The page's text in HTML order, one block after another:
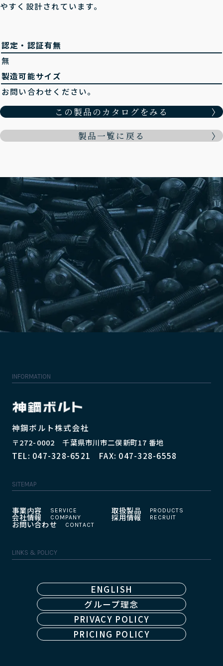
やすく設計されています。
認定・認証有無
無
製造可能サイズ
お問い合わせください。
この製品のカタログをみる
製品一覧に戻る
INFORMATION
神鋼ボルト株式会社
〒272-0002 千葉県市川市二俣新町17 番地
TEL: 047-328-6521 FAX: 047-328-6558
SITEMAP
事業内容 取扱製品
会社情報 採用情報
お問い合わせ
LINKS & POLICY
ENGLISH
グループ理念
PRIVACY POLICY
PRICING POLICY